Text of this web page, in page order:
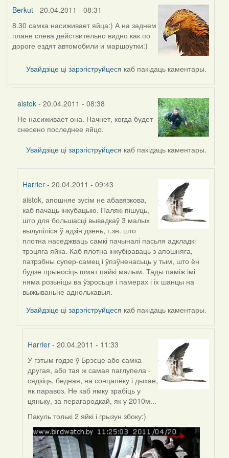
Berkut- 20.04.2011 - 08:31
8.30 самка насиживает яйца:) А на заднем
плане слева действительно видно как по
дороге ездят автомобили и маршрутки:)
Увайдзіце цізарэгіструйцеся каб пакідаць каментары.
aistok - 20.04.2011 - 08:38
In
reply
Berkut
Не насиживает она. Начнет, когда будет
снесено последнее яйцо.
Увайдзіце цізарэгіструйцеся каб пакідаць каментары.
Harrier - 20.04.2011 - 09:43
In
reply
to
by
aistok
aistok, апошняе зусім не абавязкова,
каб пачаць інкубацыю. Палякі пішуць,
што для большасці вывадкаў 3 малых
вылупіліся ў адзін дзень, г.зн. што
плотна наседжваць самкі пачыналі пасьля адкладкі
трэцяга яйка. Каб плотна інкубіраваць з апошняга,
патрэбны супер-самец і ўпэўненасьць у тым, што ён
будзе прыносіць шмат пайкі малым. Тады паміж імі
няма розьніцы ва ўзросьце і памерах і іх шанцы на
выжываньне аднолькавыя.
Увайдзіце цізарэгіструйцеся каб пакідаць каментары.
Harrier- 20.04.2011 - 11:33
In
reply
to
by
Harrier
У гэтым годзе ў Брэсце або самка
другая, або тая ж самая паглупела -
сядзіць, бедная, на сонцапёку і дыхае,
як паравоз. Не каб ямку зрабіць у
цяньку, за перагародкай, як у 2010м...
Пакуль толькі 2 яйкі і грызун збоку:)